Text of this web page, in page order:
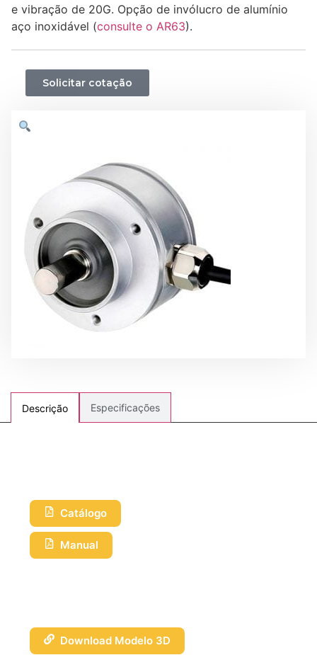
e vibração de 20G. Opção de invólucro de alumínio
aço inoxidável (consulte o AR63).
Solicitar cotação
Descrição Especificações
Catálogo
Manual
Download Modelo 3D